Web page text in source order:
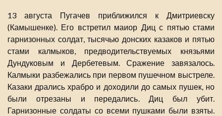
13 августа Пугачев приближился к Дмитриевску
(Камышенке). Его встретил маиор Диц с пятью стами
гарнизонных солдат, тысячью донских казаков и пятью
стами калмыков, предводительствуемых князьями
Дундуковым и Дербетевым. Сражение завязалось.
Калмыки разбежались при первом пушечном выстреле.
Казаки дрались храбро и доходили до самых пушек, но
были отрезаны и передались. Диц был убит.
Гарнизонные солдаты со всеми пушками были взяты.